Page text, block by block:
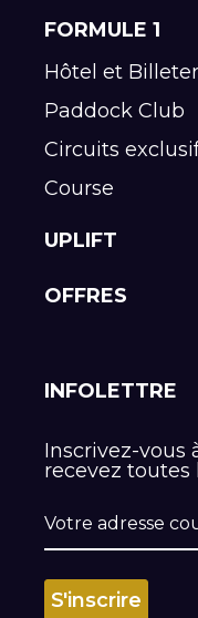
FORMULE 1
Hôtel et
Paddock Club
Circuits
Course
UPLIFT
OFFRES
INFOLETTRE
Inscrivez-vous
recevez toutes